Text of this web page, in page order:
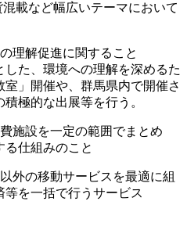
載など幅広いテーマにおいて
理解促進に関すること
た、環境への理解を深めるた
」開催や、群馬県内で開催さ
極的な出展等を行う。
施設を一定の範囲でまとめ
仕組みのこと
外の移動サービスを最適に組
を一括で行うサービス